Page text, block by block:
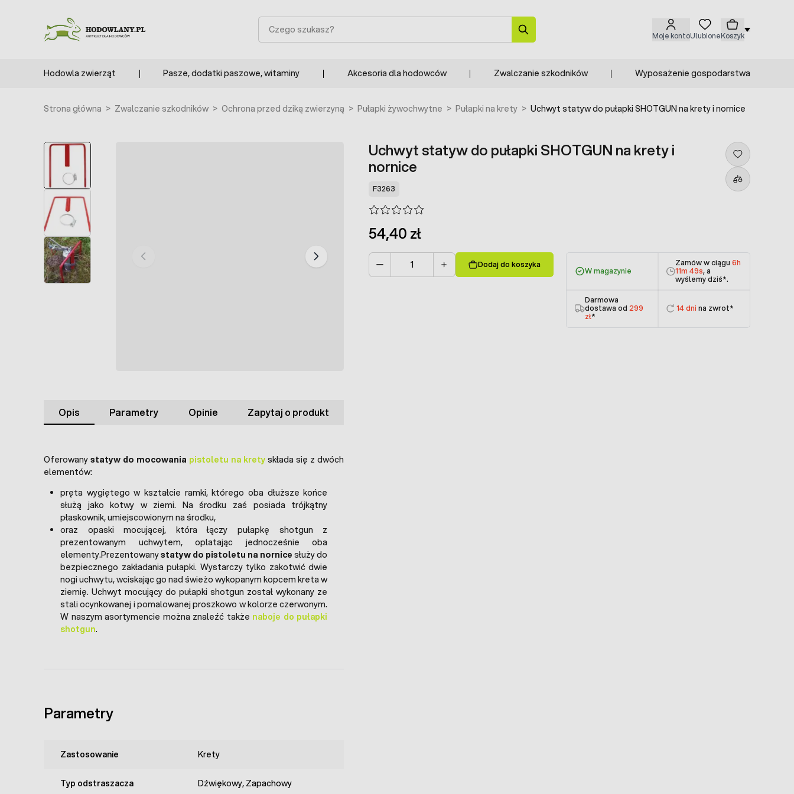
Moje kontoUlubioneKoszyk
Szukaj
Hodowla zwierząt Pasze, dodatki paszowe, witaminy Akcesoria dla hodowców Zwalczanie szkodników Wyposażenie gospodarstwa
Strona główna > Zwalczanie szkodników > Ochrona przed dziką zwierzyną > Pułapki żywochwytne > Pułapki na krety > Uchwyt statyw do pułapki SHOTGUN na krety i nornice
Uchwyt statyw do pułapki SHOTGUN na krety i
nornice
F3263
54,40 zł
Dodaj do koszyka
W magazynie
Zamów w ciągu 6h
11m 49s, a
wyślemy dziś*.
Darmowa
dostawa od 299
zł*
14 dni na zwrot*
Opis Parametry Opinie Zapytaj o produkt
Oferowany statyw do mocowania pistoletu na krety składa się z dwóch
elementów:
pręta wygiętego w kształcie ramki, którego oba dłuższe końce
służą jako kotwy w ziemi. Na środku zaś posiada trójkątny
płaskownik, umiejscowionym na środku,
oraz opaski mocującej, która łączy pułapkę shotgun z
prezentowanym uchwytem, oplatając jednocześnie oba
elementy.Prezentowanystatyw do pistoletu na nornice służy do
bezpiecznego zakładania pułapki. Wystarczy tylko zakotwić dwie
nogi uchwytu, wciskając go nad świeżo wykopanym kopcem kreta w
ziemię. Uchwyt mocujący do pułapki shotgun został wykonany ze
stali ocynkowanej i pomalowanej proszkowo w kolorze czerwonym.
W naszym asortymencie można znaleźć także naboje do pułapki
shotgun.
Parametry
Zastosowanie Krety
Typ odstraszacza Dźwiękowy, Zapachowy